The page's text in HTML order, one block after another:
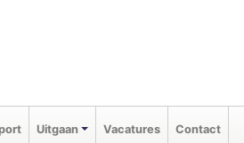
Uitgaan Vacatures Contact